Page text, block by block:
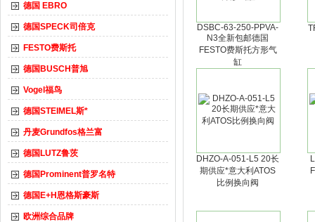
德国 EBRO
德国SPECK司倍克
FESTO费斯托
德国BUSCH普旭
Vogel福鸟
德国STEIMEL斯*
丹麦Grundfos格兰富
德国LUTZ鲁茨
德国Prominent普罗名特
德国E+H恩格斯豪斯
欧洲综合品牌
DSBC-63-250-PPVA-
N3全新包邮德国
FESTO费斯托方形气
缸
DHZO-A-051-L5 20长
期供应*意大利ATOS
比例换向阀